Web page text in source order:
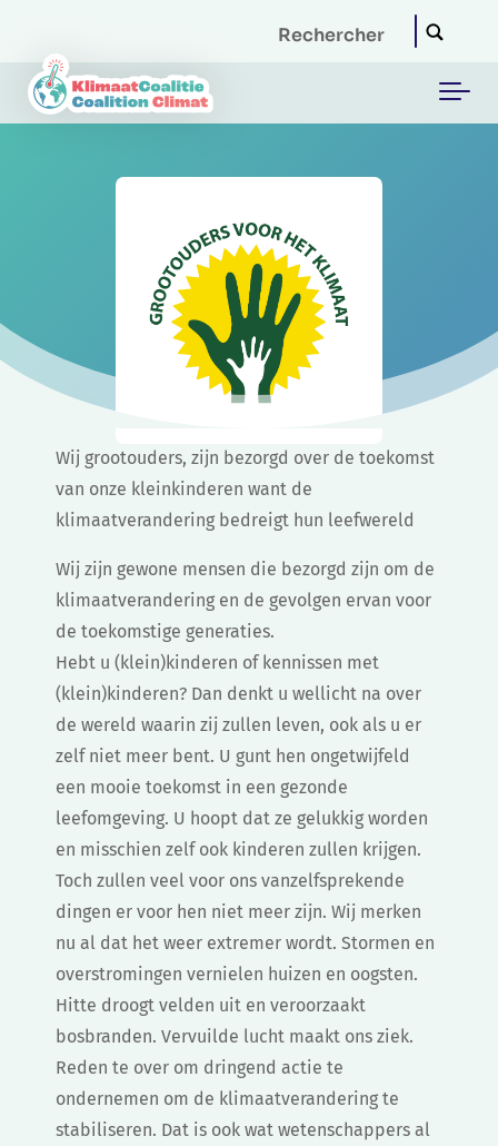
Wij grootouders, zijn bezorgd over de toekomst
van onze kleinkinderen want de
klimaatverandering bedreigt hun leefwereld
Wij zijn gewone mensen die bezorgd zijn om de
klimaatverandering en de gevolgen ervan voor
de toekomstige generaties.
Hebt u (klein)kinderen of kennissen met
(klein)kinderen? Dan denkt u wellicht na over
de wereld waarin zij zullen leven, ook als u er
zelf niet meer bent. U gunt hen ongetwijfeld
een mooie toekomst in een gezonde
leefomgeving. U hoopt dat ze gelukkig worden
en misschien zelf ook kinderen zullen krijgen.
Toch zullen veel voor ons vanzelfsprekende
dingen er voor hen niet meer zijn. Wij merken
nu al dat het weer extremer wordt. Stormen en
overstromingen vernielen huizen en oogsten.
Hitte droogt velden uit en veroorzaakt
bosbranden. Vervuilde lucht maakt ons ziek.
Reden te over om dringend actie te
ondernemen om de klimaatverandering te
stabiliseren. Dat is ook wat wetenschappers al